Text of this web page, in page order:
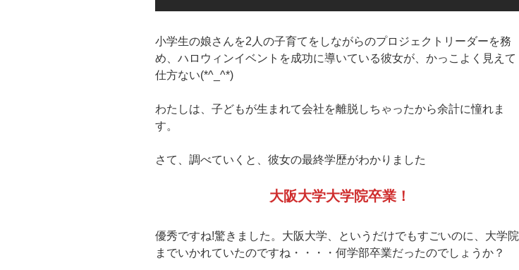
小学生の娘さんを2人の子育てをしながらのプロジェクトリーダーを務
め、ハロウィンイベントを成功に導いている彼女が、かっこよく見えて
仕方ない(*^_^*)
わたしは、子どもが生まれて会社を離脱しちゃったから余計に憧れま
す。
さて、調べていくと、彼女の最終学歴がわかりました
大阪大学大学院卒業！
優秀ですね!驚きました。大阪大学、というだけでもすごいのに、大学院
までいかれていたのですね・・・・何学部卒業だったのでしょうか？